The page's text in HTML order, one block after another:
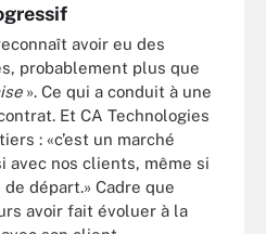
avoir eu des
probablement plus que
». Ce qui a conduit à une
Et CA Technologies
: «c’est un marché
avec nos clients, même si
de départ.» Cadre que
avoir fait évoluer à la